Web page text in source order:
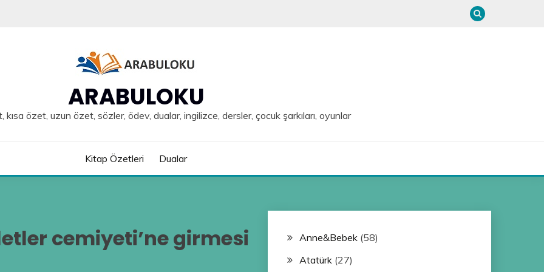
ARABULOKU
özet, uzun özet, sözler, ödev, dualar, ingilizce, dersler, çocuk şarkıları, oyunlar
Kitap Özetleri Dualar
cemiyeti’ne girmesi Anne&Bebek(58)
Atatürk(27)